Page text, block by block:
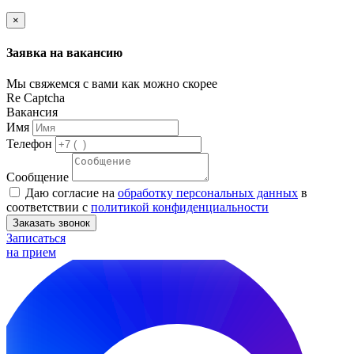
×
Заявка на вакансию
Мы свяжемся с вами как можно скорее
Re Captcha
Вакансия
Имя
Телефон
Сообщение
Даю согласие на обработку персональных данных в
соответствии с политикой конфиденциальности
Заказать звонок
Записаться
на прием